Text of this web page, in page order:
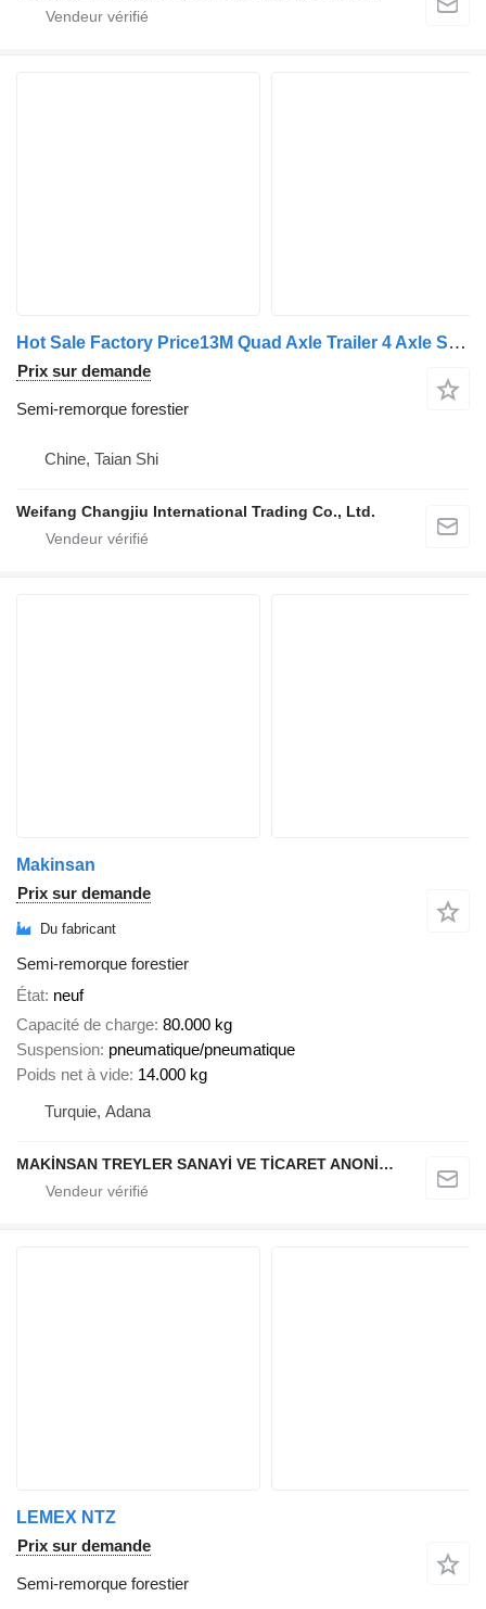
Hot Sale Factory Price13M Quad Axle Trailer 4 Axle Semi Flatbed
Prix sur demande
Semi-remorque forestier
Chine, Taian Shi
Weifang Changjiu International Trading Co., Ltd.
Makinsan
Prix sur demande
Du fabricant
Semi-remorque forestier
État neuf
Capacité de charge 80.000 kg
Suspension pneumatique/pneumatique
Poids net à vide 14.000 kg
Turquie, Adana
MAKİNSAN TREYLER SANAYİ VE TİCARET ANONİM ŞİRKETİ
LEMEX NTZ
Prix sur demande
Semi-remorque forestier